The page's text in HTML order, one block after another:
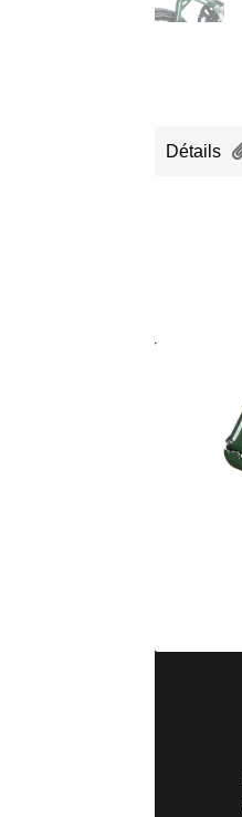
Détails